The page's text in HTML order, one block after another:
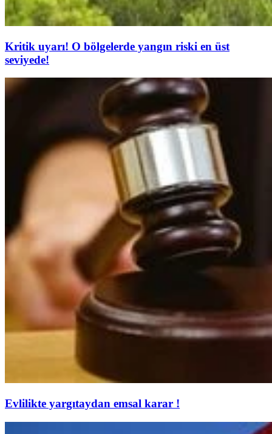
Kritik uyarı! O bölgelerde yangın riski en üst
seviyede!
Evlilikte yargıtaydan emsal karar !